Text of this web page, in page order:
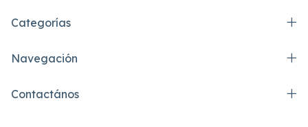
Categorías
Navegación
Contactános